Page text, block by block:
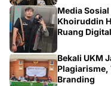
Media
Khoiruddin
Ruang
Bekali UKM
Plagiarisme,
Branding